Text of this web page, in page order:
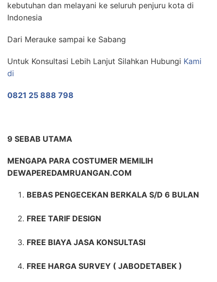
kebutuhan dan melayani ke seluruh penjuru kota di
Indonesia
Dari Merauke sampai ke Sabang
Untuk Konsultasi Lebih Lanjut Silahkan Hubungi Kami
di
0821 25 888 798
9 SEBAB UTAMA
MENGAPA PARA COSTUMER MEMILIH
DEWAPEREDAMRUANGAN.COM
BEBAS PENGECEKAN BERKALA S/D 6 BULAN
FREE TARIF DESIGN
FREE BIAYA JASA KONSULTASI
FREE HARGA SURVEY ( JABODETABEK )